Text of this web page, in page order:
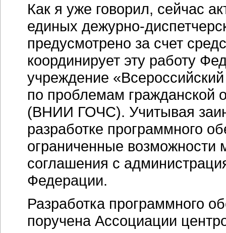
Как я уже говорил, сейчас
единых дежурно-
предусмотрено за счет
координирует эту работу
учреждение
по проблемам гражданской
(ВНИИ ГОЧС). Учитывая
разработке программного
ограниченные возможности
соглашения с
Федерации.
Разработка программного
поручена Ассоциации